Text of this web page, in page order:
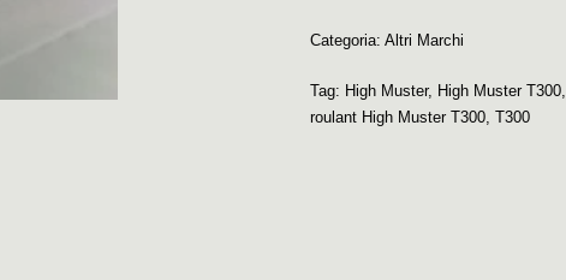
Categoria: Altri Marchi
Tag: High Muster, High Muster T300,
roulant High Muster T300, T300